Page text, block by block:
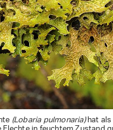
(Lobaria pulmonaria)hat